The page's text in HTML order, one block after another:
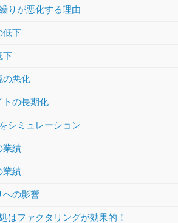
りが悪化する理由
低下
下
の悪化
トの長期化
シミュレーション
業績
業績
への影響
はファクタリングが効果的！